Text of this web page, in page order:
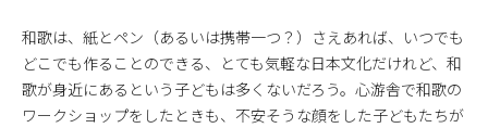
和歌は、紙とペン（あるいは携帯一つ？）さえあれば、いつでも
どこでも作ることのできる、とても気軽な日本文化だけれど、和
歌が身近にあるという子どもは多くないだろう。心游舎で和歌の
ワークショップをしたときも、不安そうな顔をした子どもたちが